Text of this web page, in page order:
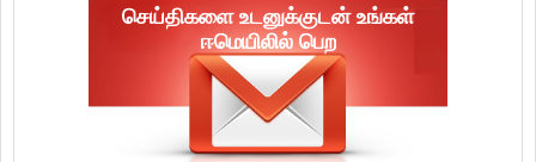
செய்திகளை உடனுக்குடன் உங்கள்
ஈமெயிலில் பெற